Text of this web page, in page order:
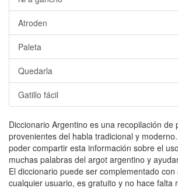
Atroden
Paleta
Quedarla
Gatillo fácil
Diccionario Argentino es una recopilación de
provenientes del habla tradicional y
poder compartir esta información sobre el
muchas palabras del argot argentino y
El diccionario puede ser complementado
cualquier usuario, es gratuito y no hace falta